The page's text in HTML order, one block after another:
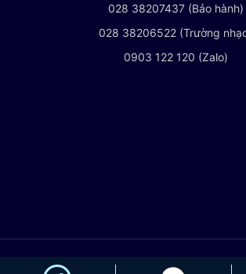
028 38207437 (Bảo hành)
028 38206522 (Trường
0903 122 120 (Zalo)
© 2021 VIETNHACCENTER